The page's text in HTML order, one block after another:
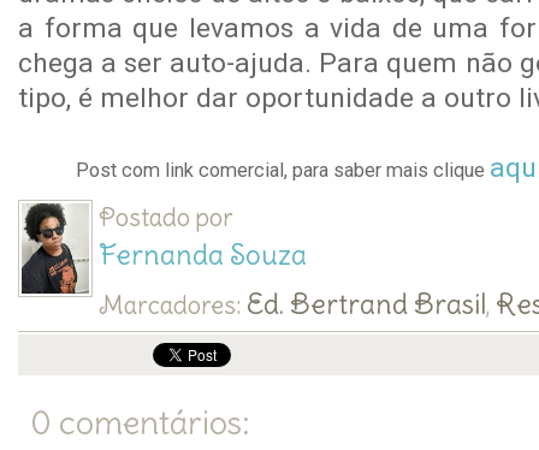
a forma que levamos a vida de uma
chega a ser auto-ajuda. Para quem não
tipo, é melhor dar oportunidade a outro
Post com link comercial, para saber mais clique
Postado por
Fernanda Souza
Marcadores: Ed. Bertrand Brasil,
0 comentários: